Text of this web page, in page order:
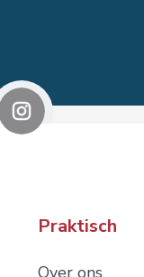
Praktisch
Over ons